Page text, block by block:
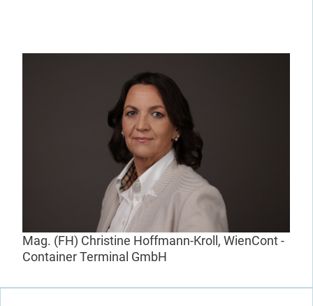
Mag. (FH) Christine Hoffmann-Kroll, WienCont -
Container Terminal GmbH